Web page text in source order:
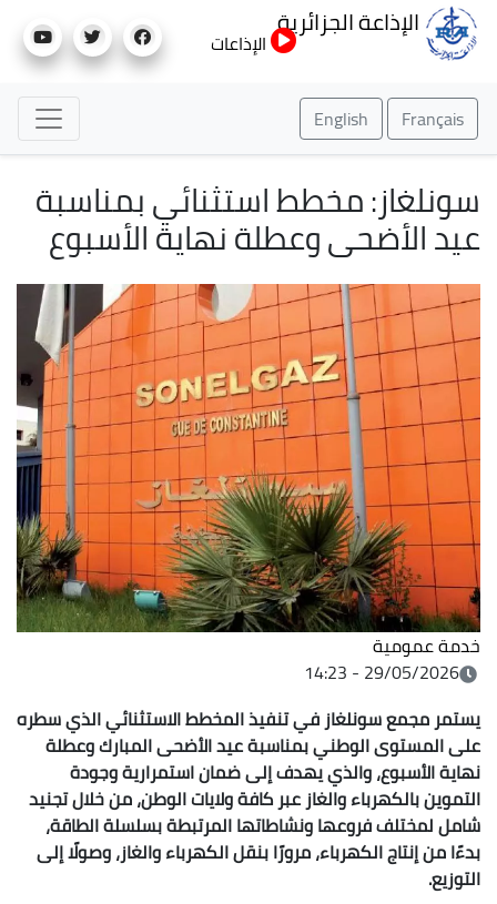
إلى
الإذاعة الجزائرية
الإذاعات
Français
English
سونلغاز: مخطط استثنائي بمناسبة
عيد الأضحى وعطلة نهاية الأسبوع
خدمة عمومية
29/05/2026 - 14:23
يستمر مجمع سونلغاز في تنفيذ المخطط الاستثنائي الذي سطره
على المستوى الوطني بمناسبة عيد الأضحى المبارك وعطلة
نهاية الأسبوع، والذي يهدف إلى ضمان استمرارية وجودة
التموين بالكهرباء والغاز عبر كافة ولايات الوطن، من خلال تجنيد
شامل لمختلف فروعها ونشاطاتها المرتبطة بسلسلة الطاقة،
بدءًا من إنتاج الكهرباء، مرورًا بنقل الكهرباء والغاز، وصولًا إلى
التوزيع.